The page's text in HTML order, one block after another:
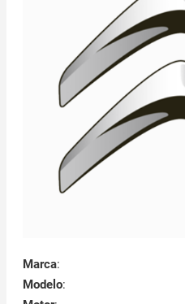
Marca:
Modelo: